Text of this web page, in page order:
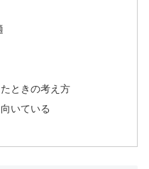
ときの考え方
いている